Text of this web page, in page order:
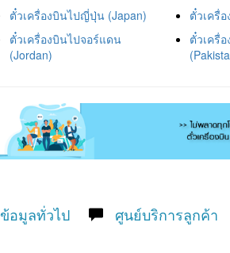
ตั๋วเครื่องบินไปญี่ปุ่น (Japan)
ตั๋วเครื่
ตั๋วเครื่องบินไปจอร์แดน
(Jordan)
ตั๋วเครื่
ข้อมูลทั่วไป ศูนย์บริการลูกค้า